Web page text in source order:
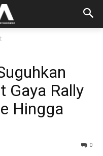
Gaya Rally
Hingga
0